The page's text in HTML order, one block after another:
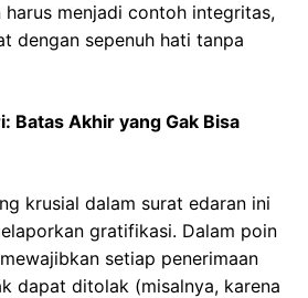
menjadi contoh integritas,
dengan sepenuh hati tanpa
Batas Akhir yang Gak Bisa
krusial dalam surat edaran ini
gratifikasi. Dalam poin
setiap penerimaan
dapat ditolak (misalnya, karena